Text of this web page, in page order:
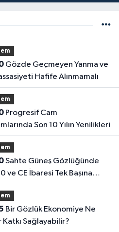
Gözde Geçmeyen Yanma ve
Hafife Alınmamalı
Progresif Cam
Son 10 Yılın Yenilikleri
Sahte Güneş Gözlüğünde
ve CE İbaresi Tek Başına
mi?
Katkı Sağlayabilir?